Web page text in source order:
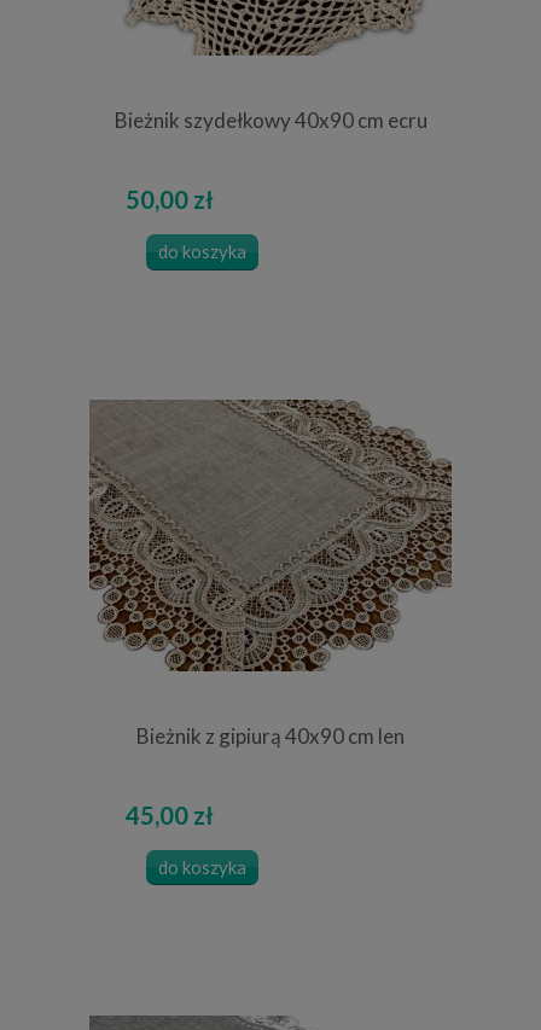
Bieżnik szydełkowy 40x90 cm ecru
50,00 zł
do koszyka
Bieżnik z gipiurą 40x90 cm len
45,00 zł
do koszyka